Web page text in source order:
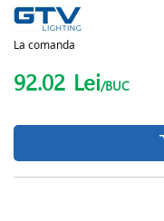
La comanda
92.02 Lei/BUC